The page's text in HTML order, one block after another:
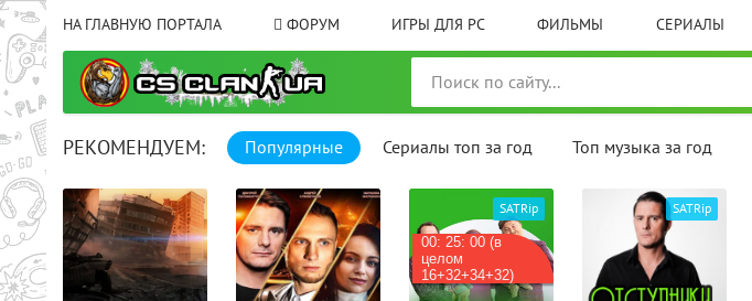
НА ГЛАВНУЮ ПОРТАЛА ФОРУМ ИГРЫ ДЛЯ PC ФИЛЬМЫ СЕРИАЛЫ
РЕКОМЕНДУЕМ: Популярные Сериалы топ за год Топ музыка за год
00: 25: 00 (в
целом
16+32+34+32)
SATRip SATRip